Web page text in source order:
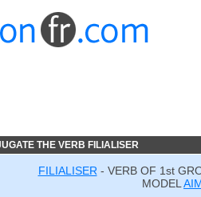
THE VERB FILIALISER
FILIALISER - VERB OF 1st
MODEL